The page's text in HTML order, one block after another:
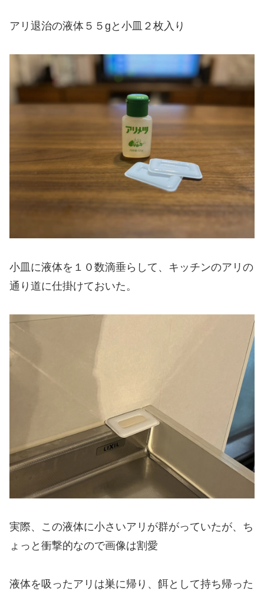
アリ退治の液体５５gと小皿２枚入り
小皿に液体を１０数滴垂らして、キッチンのアリの
通り道に仕掛けておいた。
実際、この液体に小さいアリが群がっていたが、ち
ょっと衝撃的なので画像は割愛
液体を吸ったアリは巣に帰り、餌として持ち帰った